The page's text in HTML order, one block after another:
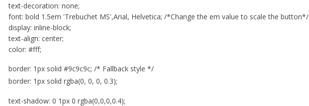
text-decoration: none;
font: bold 1.5em 'Trebuchet MS',Arial, Helvetica; /*Change the em value to scale the button*/
display: inline-block;
text-align: center;
color: #fff;
border: 1px solid #9c9c9c; /* Fallback style */
border: 1px solid rgba(0, 0, 0, 0.3);
text-shadow: 0 1px 0 rgba(0,0,0,0.4);